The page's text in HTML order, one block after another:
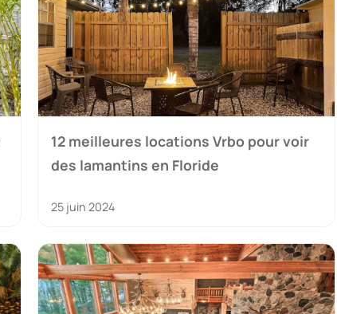
12 meilleures locations Vrbo pour voir
des lamantins en Floride
25 juin 2024